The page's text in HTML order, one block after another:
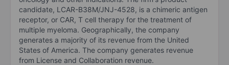
candidate, LCAR-B38M/JNJ-4528, is a chimeric antigen
receptor, or CAR, T cell therapy for the treatment of
multiple myeloma. Geographically, the company
generates a majority of its revenue from the United
States of America. The company generates revenue
from License and Collaboration revenue.